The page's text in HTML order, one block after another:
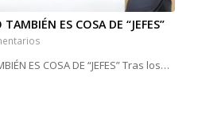
ES COSA DE “JEFES”
ES COSA DE “JEFES” Tras los…